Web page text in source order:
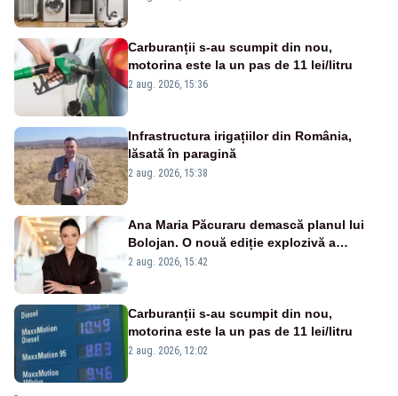
Carburanții s-au scumpit din nou,
motorina este la un pas de 11 lei/litru
2 aug. 2026, 15:36
Infrastructura irigațiilor din România,
lăsată în paragină
2 aug. 2026, 15:38
Ana Maria Păcuraru demască planul lui
Bolojan. O nouă ediție explozivă a
emisiunii „Miza Zilei” la Realitatea PLUS
2 aug. 2026, 15:42
Carburanții s-au scumpit din nou,
motorina este la un pas de 11 lei/litru
2 aug. 2026, 12:02